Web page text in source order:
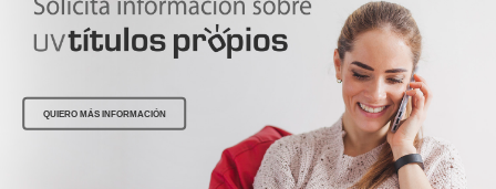
QUIERO MÁS INFORMACIÓN